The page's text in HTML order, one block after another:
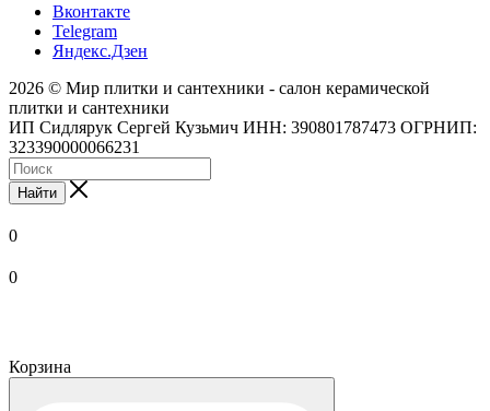
Вконтакте
Telegram
Яндекс.Дзен
2026 © Мир плитки и сантехники - салон керамической
плитки и сантехники
ИП Сидлярук Сергей Кузьмич ИНН: 390801787473 ОГРНИП:
323390000066231
Найти
0
0
Корзина